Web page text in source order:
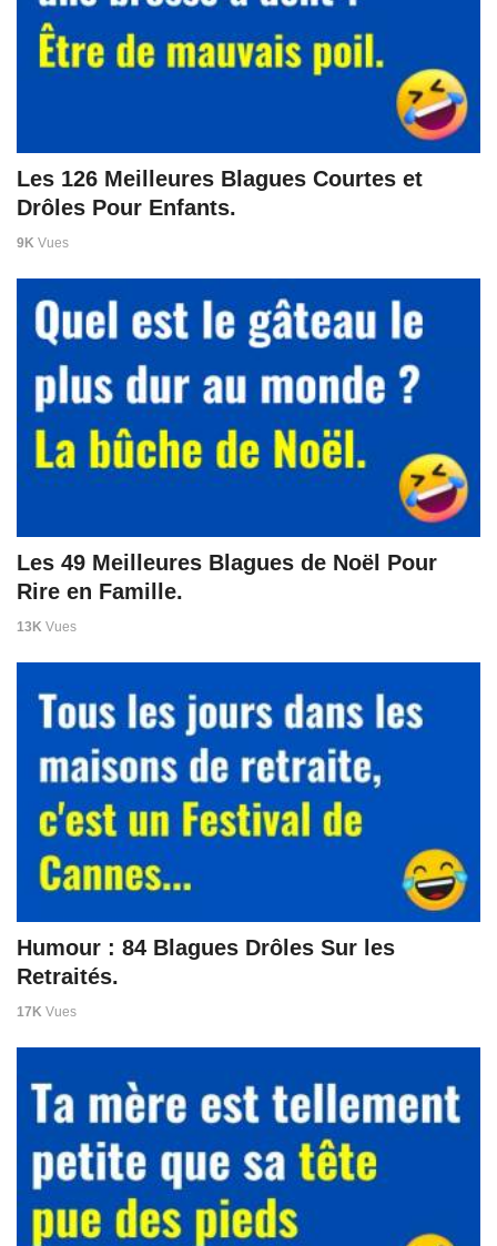
Les 126 Meilleures Blagues Courtes et
Drôles Pour Enfants.
9K Vues
Les 49 Meilleures Blagues de Noël Pour
Rire en Famille.
13K Vues
Humour : 84 Blagues Drôles Sur les
Retraités.
17K Vues